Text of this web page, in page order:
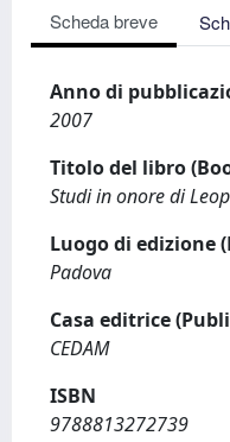
Scheda breve
Anno di
2007
Titolo del libro
Studi in onore di
Luogo di edizione
Padova
Casa editrice
CEDAM
ISBN
9788813272739